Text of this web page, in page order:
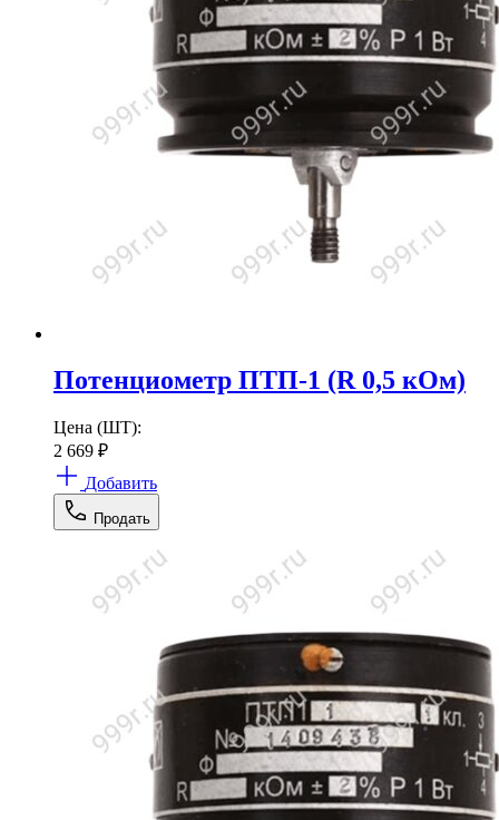
Потенциометр ПТП-1 (R 0,5 кОм)
Цена (ШТ):
2 669 ₽
Добавить
Продать